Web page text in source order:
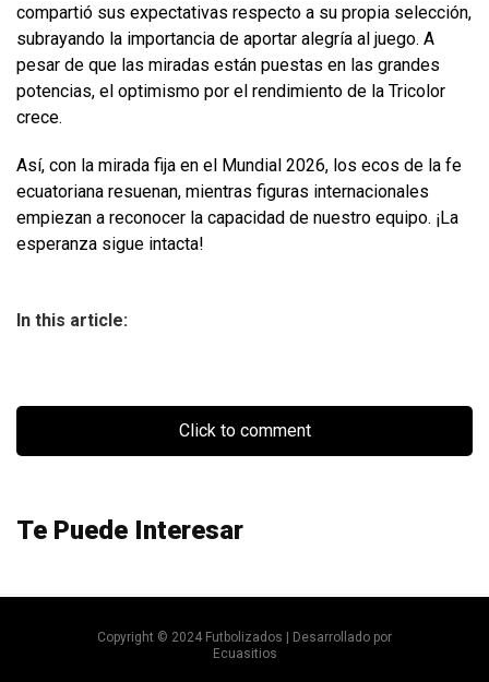
compartió sus expectativas respecto a su propia selección,
subrayando la importancia de aportar alegría al juego. A
pesar de que las miradas están puestas en las grandes
potencias, el optimismo por el rendimiento de la Tricolor
crece.
Así, con la mirada fija en el Mundial 2026, los ecos de la fe
ecuatoriana resuenan, mientras figuras internacionales
empiezan a reconocer la capacidad de nuestro equipo. ¡La
esperanza sigue intacta!
In this article:
Click to comment
Te Puede Interesar
Copyright © 2024 Futbolizados | Desarrollado por
Ecuasitios